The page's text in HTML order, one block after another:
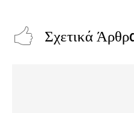
Σχετικά